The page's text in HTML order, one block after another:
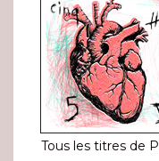
Tous les titres de